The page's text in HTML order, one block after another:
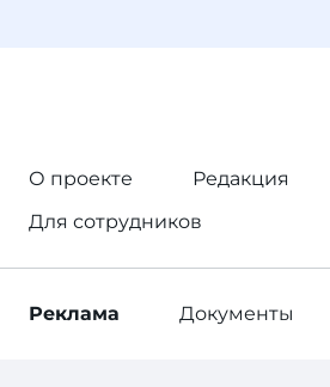
О проекте
Редакция
Для сотрудников
Реклама Документы